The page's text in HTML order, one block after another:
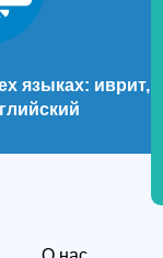
языках: иврит,